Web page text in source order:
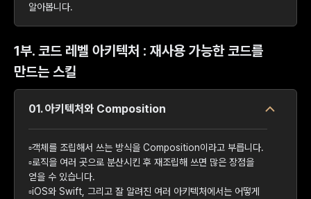
알아봅니다.
1부. 코드 레벨 아키텍처 : 재사용 가능한 코드를
만드는 스킬
01. 아키텍처와 Composition
▫️객체를 조립해서 쓰는 방식을 Composition이라고 부릅니다.
▫️로직을 여러 곳으로 분산시킨 후 재조립해 쓰면 많은 장점을
얻을 수 있습니다.
▫️iOS와 Swift, 그리고 잘 알려진 여러 아키텍처에서는 어떻게